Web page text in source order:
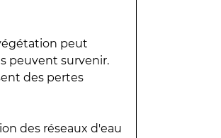
peut
peuvent survenir.
des pertes
des réseaux d'eau